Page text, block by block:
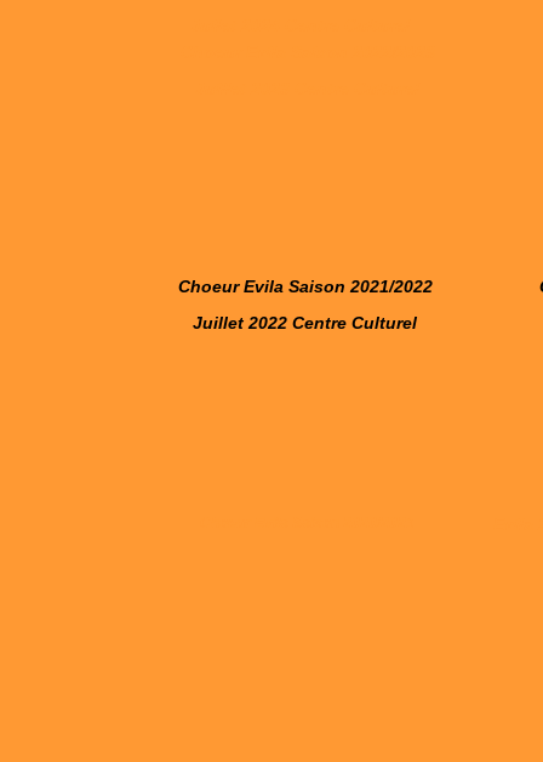
Choeur Evila Saison 2021/2022
Juillet 2022 Centre Culturel